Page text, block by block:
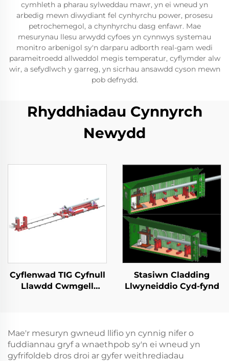
cymhleth a pharau sylweddau mawr, yn ei wneud yn
arbedig mewn diwydiant fel cynhyrchu power, prosesu
petrochemegol, a chynhyrchu dasg enfawr. Mae
mesurynau llesu arwydd cyfoes yn cynnwys systemau
monitro arbenigol sy'n darparu adborth real-gam wedi
parameitroedd allweddol megis temperatur, cyflymder alw
wir, a sefydlwch y garreg, yn sicrhau ansawdd cyson mewn
pob defnydd.
Rhyddhiadau Cynnyrch
Newydd
Cyflenwad TIG Cyfnull
Llawdd Cwmgell
Stasiwn Cladding
Llwyneiddio Cyd-fynd
Mae'r mesuryn gwneud llifio yn cynnig nifer o
fuddiannau gryf a wnaethpob sy'n ei wneud yn
gyfrifoldeb dros droi ar gyfer weithrediadau